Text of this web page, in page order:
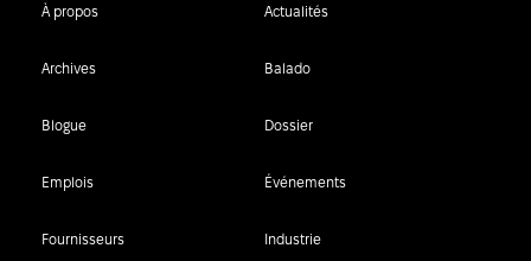
À propos Actualités
Archives Balado
Blogue Dossier
Emplois Événements
Fournisseurs Industrie